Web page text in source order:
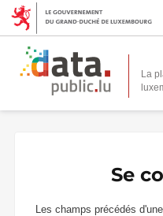
La
Se
Les champs précédés